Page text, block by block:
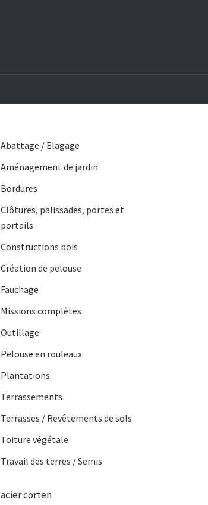
Abattage / Elagage
Aménagement de jardin
Bordures
Clôtures, palissades, portes et
portails
Constructions bois
Création de pelouse
Fauchage
Missions complètes
Outillage
Pelouse en rouleaux
Plantations
Terrassements
Terrasses / Revêtements de sols
Toiture végétale
Travail des terres / Semis
acier corten